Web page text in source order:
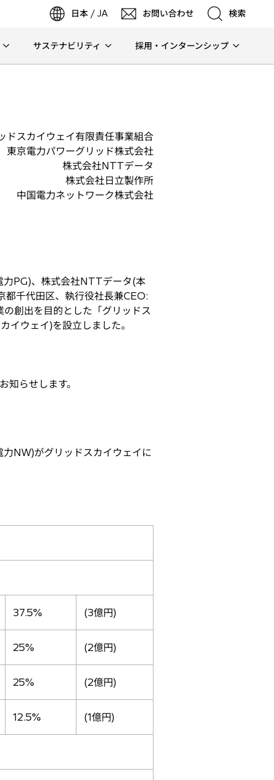
日本 / JA お問い合わせ 検索
検索
サステナビリティ 採用・インターンシップ
ドスカイウェイ有限責任事業組合
東京電力パワーグリッド株式会社
株式会社NTTデータ
株式会社日立製作所
中国電力ネットワーク株式会社
力PG)、株式会社NTTデータ(本
千代田区、執行役社長兼CEO:
創出を目的とした「グリッドス
イウェイ)を設立しました。
らせします。
NW)がグリッドスカイウェイに
37.5% (3億円)
25% (2億円)
25% (2億円)
12.5% (1億円)